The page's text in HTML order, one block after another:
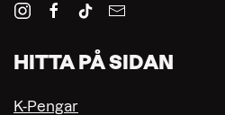
HITTA PÅ SIDAN
K-Pengar